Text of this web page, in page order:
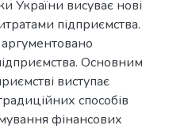
України висуває нові
підприємства.
Основним
виступає
способів
фінансових